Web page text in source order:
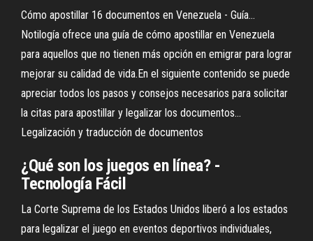
Cómo apostillar 16 documentos en Venezuela - Guía…
Notilogía ofrece una guía de cómo apostillar en Venezuela
para aquellos que no tienen más opción en emigrar para lograr
mejorar su calidad de vida.En el siguiente contenido se puede
apreciar todos los pasos y consejos necesarios para solicitar
la citas para apostillar y legalizar los documentos...
Legalización y traducción de documentos
¿Qué son los juegos en línea? -
Tecnología Fácil
La Corte Suprema de los Estados Unidos liberó a los estados
para legalizar el juego en eventos deportivos individuales,